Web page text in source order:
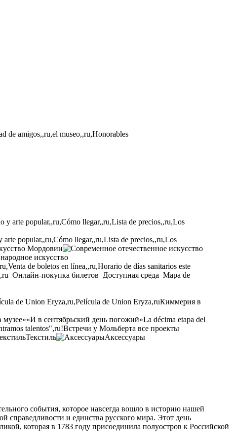
de amigos,,ru,el museo,,ru,Honorables
popular,,ru,Cómo llegar,,ru,Lista de precios,,ru,Los
Мордовии
искусство
de boletos en línea,,ru,Horario de días sanitarios este
Онлайн-покупка билетов Доступная среда Mapa de
de Union Eryza,ru,Película de Union Eryza,ruКиммерия в
«И в сентябрьский день погожий»La décima etapa del
talentos",ru!Встречи у Мольберта все проекты
Текстиль Аксессуары
события, которое навсегда вошло в историю нашей
справедливости и единства русского мира. Этот день
, которая в 1783 году присоединила полуостров к Российской